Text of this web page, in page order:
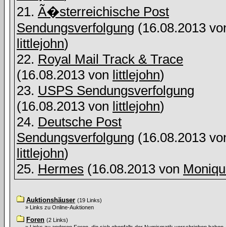
21. Ã�sterreichische Post
Sendungsverfolgung (16.08.2013
littlejohn)
22. Royal Mail Track & Trace
(16.08.2013 von littlejohn)
23. USPS Sendungsverfolgung
(16.08.2013 von littlejohn)
24. Deutsche Post
Sendungsverfolgung (16.08.2013
littlejohn)
25. Hermes (16.08.2013 von
Auktionshäuser (19 Links)
» Links zu Online-Auktionen
Foren (2 Links)